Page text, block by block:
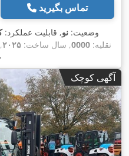
تماس بگیرید
وضعیت: نو, قابلیت عملکرد:
نقلیه: 0000, سال ساخت: ۲۰۲۵
,
دیزل, نوع دکل:تریپلکس
شاخک‌ها:
۱٬۲۰۰ , نوع سیستم انتقال قدرت:Diesel,
آگهی کوچک